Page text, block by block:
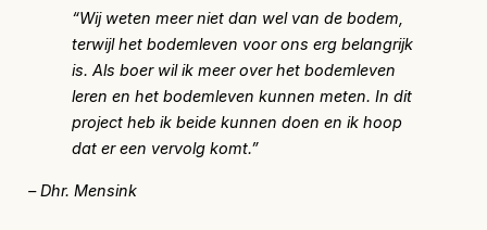
“Wij weten meer niet dan wel van de bodem,
terwijl het bodemleven voor ons erg belangrijk
is. Als boer wil ik meer over het bodemleven
leren en het bodemleven kunnen meten. In dit
project heb ik beide kunnen doen en ik hoop
dat er een vervolg komt.”
– Dhr. Mensink